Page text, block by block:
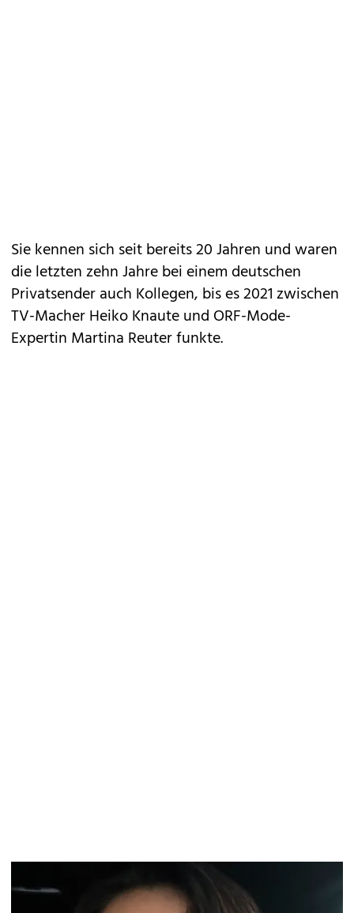
Sie kennen sich seit bereits 20 Jahren und waren
die letzten zehn Jahre bei einem deutschen
Privatsender auch Kollegen, bis es 2021 zwischen
TV-Macher Heiko Knaute und ORF-Mode-
Expertin Martina Reuter funkte.